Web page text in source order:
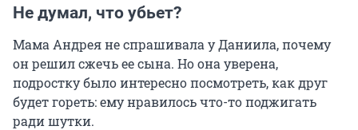
Не думал, что убьет?
Мама Андрея не спрашивала у Даниила, почему
он решил сжечь ее сына. Но она уверена,
подростку было интересно посмотреть, как друг
будет гореть: ему нравилось что-то поджигать
ради шутки.